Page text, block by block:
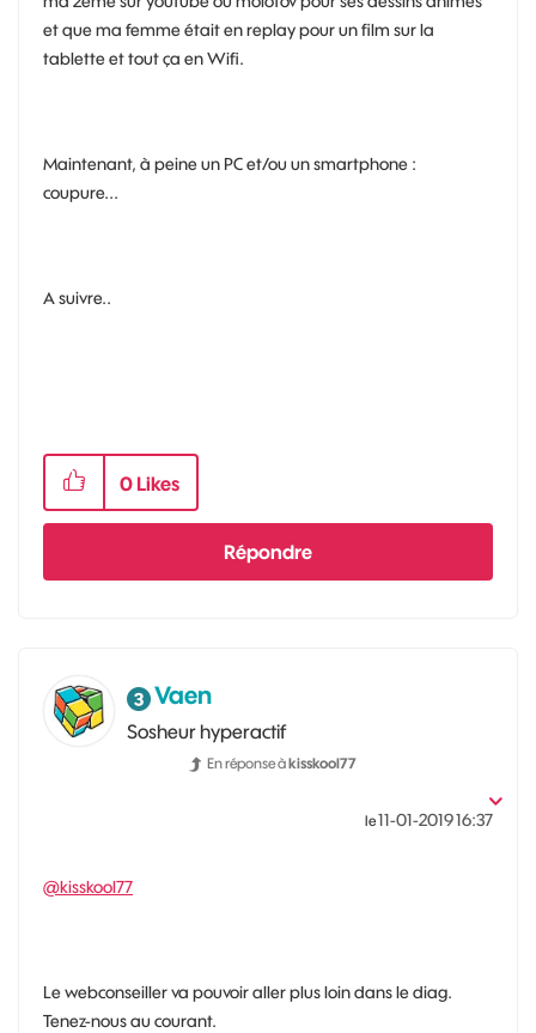
et que ma femme était en replay pour un film sur la
tablette et tout ça en Wifi.
Maintenant, à peine un PC et/ou un smartphone :
coupure...
A suivre..
0 Likes
Répondre
Vaen
Sosheur hyperactif
En réponse àkisskool77
le‎11-01-201916:37
@kisskool77
Le webconseiller va pouvoir aller plus loin dans le diag.
Tenez-nous au courant.